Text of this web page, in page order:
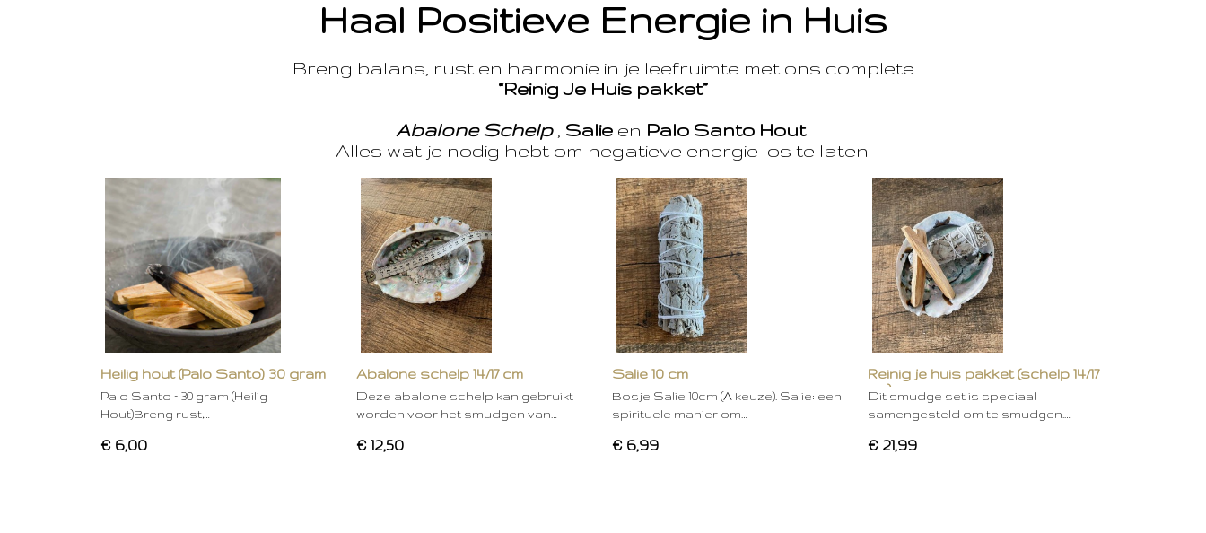
Haal Positieve Energie in Huis
Breng balans, rust en harmonie in je leefruimte met ons complete
“Reinig Je Huis pakket”
Abalone Schelp, Salie en Palo Santo Hout
Alles wat je nodig hebt om negatieve energie los te laten.
Heilig hout (Palo Santo) 30 gram
Palo Santo – 30 gram (Heilig
Hout)Breng rust,…
€ 6,00
Abalone schelp 14/17 cm
Deze abalone schelp kan gebruikt
worden voor het smudgen van…
€ 12,50
Salie 10 cm
Bosje Salie 10cm (A keuze). Salie: een
spirituele manier om…
€ 6,99
Reinig je huis pakket (schelp 14/17
cm)
Dit smudge set is speciaal
samengesteld om te smudgen.…
€ 21,99